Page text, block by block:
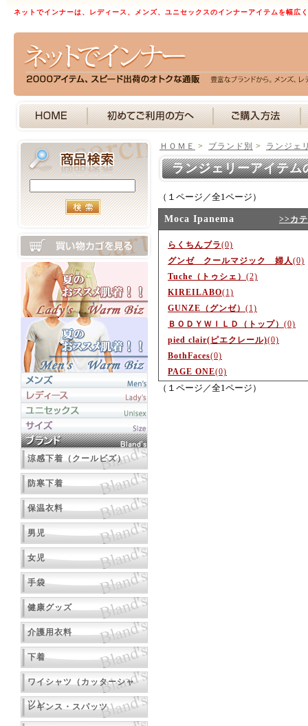
ネットでインナーは、レディース、メンズ、ユニセックスのインナーアイテムを幅広
涼感下着（クールビズ）
防寒下着
保温衣料
男児
女児
手袋
健康グッズ
介護用衣料
下着
ワイシャツ（カッターシャ
ツ）
レギンス・スパッツ
ＨＯＭＥ > ブランド別 > ランジェ
ランジェリーアイテ
（１ページ／全1ページ）
Moca Ipanema >>カ
らくちんブラ(0)
グンゼ クールマジック 婦人 (0)
Tuche（トゥシェ） (2)
KIREILABO(1)
GUNZE（グンゼ） (1)
ＢＯＤＹＷＩＬＤ（トップ） (0)
pied clair(ピエクレール)(0)
BothFaces(0)
PAGE ONE(0)
（１ページ／全1ページ）